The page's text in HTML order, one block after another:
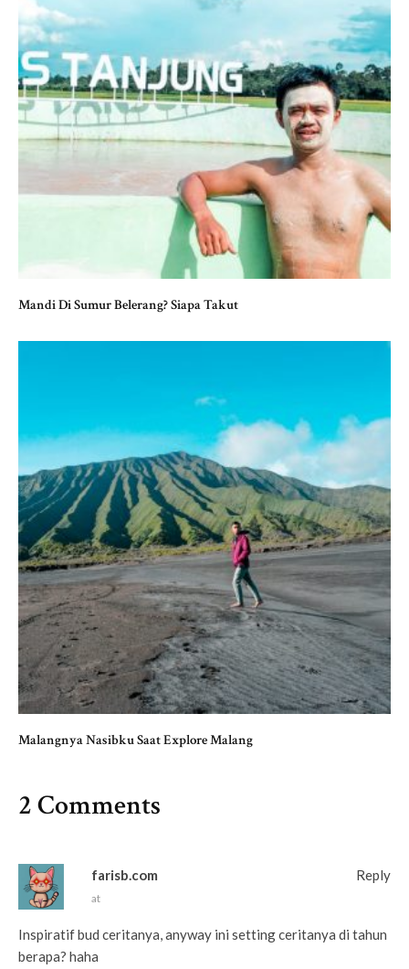
Mandi Di Sumur Belerang? Siapa Takut
Malangnya Nasibku Saat Explore Malang
2 Comments
farisb.com
at
Inspiratif bud ceritanya, anyway ini setting ceritanya di tahun
berapa? haha
Reply